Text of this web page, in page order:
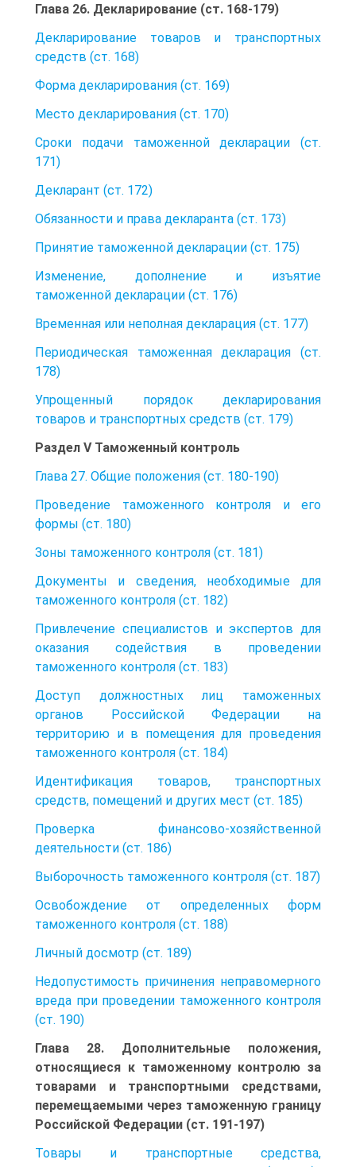
Глава 26. Декларирование (ст. 168-179)
Декларирование товаров и транспортных
средств (ст. 168)
Форма декларирования (ст. 169)
Место декларирования (ст. 170)
Сроки подачи таможенной декларации (ст.
171)
Декларант (ст. 172)
Обязанности и права декларанта (ст. 173)
Принятие таможенной декларации (ст. 175)
Изменение, дополнение и изъятие
таможенной декларации (ст. 176)
Временная или неполная декларация (ст. 177)
Периодическая таможенная декларация (ст.
178)
Упрощенный порядок декларирования
товаров и транспортных средств (ст. 179)
Раздел V Таможенный контроль
Глава 27. Общие положения (ст. 180-190)
Проведение таможенного контроля и его
формы (ст. 180)
Зоны таможенного контроля (ст. 181)
Документы и сведения, необходимые для
таможенного контроля (ст. 182)
Привлечение специалистов и экспертов для
оказания содействия в проведении
таможенного контроля (ст. 183)
Доступ должностных лиц таможенных
органов Российской Федерации на
территорию и в помещения для проведения
таможенного контроля (ст. 184)
Идентификация товаров, транспортных
средств, помещений и других мест (ст. 185)
Проверка финансово-хозяйственной
деятельности (ст. 186)
Выборочность таможенного контроля (ст. 187)
Освобождение от определенных форм
таможенного контроля (ст. 188)
Личный досмотр (ст. 189)
Недопустимость причинения неправомерного
вреда при проведении таможенного контроля
(ст. 190)
Глава 28. Дополнительные положения,
относящиеся к таможенному контролю за
товарами и транспортными средствами,
перемещаемыми через таможенную границу
Российской Федерации (ст. 191-197)
Товары и транспортные средства,